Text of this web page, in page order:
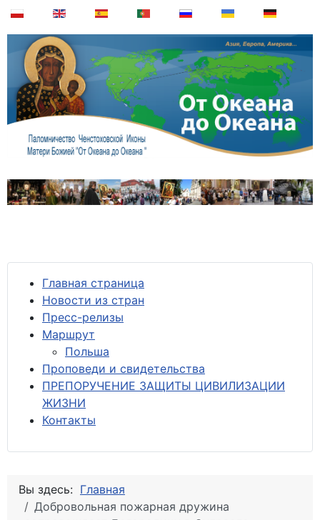
Главная страница
Новости из стран
Пресс-релизы
Маршрут
Польша
Проповеди и свидетельства
ПРЕПОРУЧЕНИЕ ЗАЩИТЫ ЦИВИЛИЗАЦИИ
ЖИЗНИ
Контакты
Вы здесь: Главная
Добровольная пожарная дружина